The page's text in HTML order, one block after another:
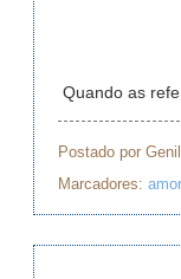
Quando as
Postado por
Marcadores: